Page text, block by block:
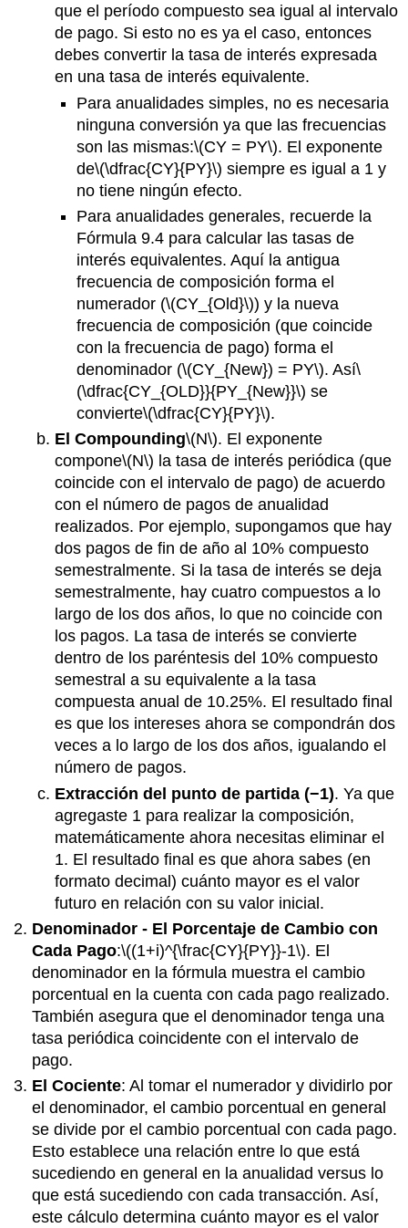
que el período compuesto sea igual al intervalo
de pago. Si esto no es ya el caso, entonces
debes convertir la tasa de interés expresada
en una tasa de interés equivalente.
Para anualidades simples, no es necesaria
ninguna conversión ya que las frecuencias
son las mismas:\(CY = PY\). El exponente
de\(\dfrac{CY}{PY}\) siempre es igual a 1 y
no tiene ningún efecto.
Para anualidades generales, recuerde la
Fórmula 9.4 para calcular las tasas de
interés equivalentes. Aquí la antigua
frecuencia de composición forma el
numerador (\(CY_{Old}\)) y la nueva
frecuencia de composición (que coincide
con la frecuencia de pago) forma el
denominador (\(CY_{New}) = PY\). Así\
(\dfrac{CY_{OLD}}{PY_{New}}\) se
convierte\(\dfrac{CY}{PY}\).
El Compounding\(N\). El exponente
compone\(N\) la tasa de interés periódica (que
coincide con el intervalo de pago) de acuerdo
con el número de pagos de anualidad
realizados. Por ejemplo, supongamos que hay
dos pagos de fin de año al 10% compuesto
semestralmente. Si la tasa de interés se deja
semestralmente, hay cuatro compuestos a lo
largo de los dos años, lo que no coincide con
los pagos. La tasa de interés se convierte
dentro de los paréntesis del 10% compuesto
semestral a su equivalente a la tasa
compuesta anual de 10.25%. El resultado final
es que los intereses ahora se compondrán dos
veces a lo largo de los dos años, igualando el
número de pagos.
Extracción del punto de partida (−1). Ya que
agregaste 1 para realizar la composición,
matemáticamente ahora necesitas eliminar el
1. El resultado final es que ahora sabes (en
formato decimal) cuánto mayor es el valor
futuro en relación con su valor inicial.
Denominador - El Porcentaje de Cambio con
Cada Pago:\((1+i)^{\frac{CY}{PY}}-1\). El
denominador en la fórmula muestra el cambio
porcentual en la cuenta con cada pago realizado.
También asegura que el denominador tenga una
tasa periódica coincidente con el intervalo de
pago.
El Cociente: Al tomar el numerador y dividirlo por
el denominador, el cambio porcentual en general
se divide por el cambio porcentual con cada pago.
Esto establece una relación entre lo que está
sucediendo en general en la anualidad versus lo
que está sucediendo con cada transacción. Así,
este cálculo determina cuánto mayor es el valor